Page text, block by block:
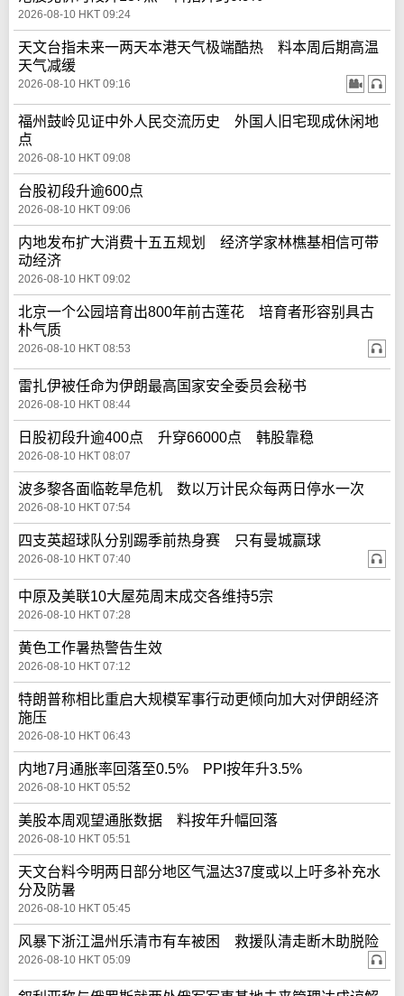
2026-08-10 HKT 09:24
天文台指未来一两天本港天气极端酷热 料本周后期高温
天气减缓
2026-08-10 HKT 09:16
福州鼓岭见证中外人民交流历史 外国人旧宅现成休闲地
点
2026-08-10 HKT 09:08
台股初段升逾600点
2026-08-10 HKT 09:06
内地发布扩大消费十五五规划 经济学家林樵基相信可带
动经济
2026-08-10 HKT 09:02
北京一个公园培育出800年前古莲花 培育者形容别具古
朴气质
2026-08-10 HKT 08:53
雷扎伊被任命为伊朗最高国家安全委员会秘书
2026-08-10 HKT 08:44
日股初段升逾400点 升穿66000点 韩股靠稳
2026-08-10 HKT 08:07
波多黎各面临乾旱危机 数以万计民众每两日停水一次
2026-08-10 HKT 07:54
四支英超球队分别踢季前热身赛 只有曼城赢球
2026-08-10 HKT 07:40
中原及美联10大屋苑周末成交各维持5宗
2026-08-10 HKT 07:28
黄色工作暑热警告生效
2026-08-10 HKT 07:12
特朗普称相比重启大规模军事行动更倾向加大对伊朗经济
施压
2026-08-10 HKT 06:43
内地7月通胀率回落至0.5% PPI按年升3.5%
2026-08-10 HKT 05:52
美股本周观望通胀数据 料按年升幅回落
2026-08-10 HKT 05:51
天文台料今明两日部分地区气温达37度或以上吁多补充水
分及防暑
2026-08-10 HKT 05:45
风暴下浙江温州乐清市有车被困 救援队清走断木助脱险
2026-08-10 HKT 05:09